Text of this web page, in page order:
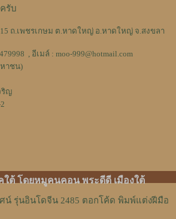
รับ
ถ.เพชรเกษม ต.หาดใหญ่ อ.หาดใหญ่ จ.สงขลา
, อีเมล์ : moo-999@hotmail.com
าชน)
ริญ
ใต้ โดยหมูคนคอน พระดีดี เมืองใต้
น์ รุ่นอินโดจีน 2485 ตอกโค้ด พิมพ์แต่งฝีมือ